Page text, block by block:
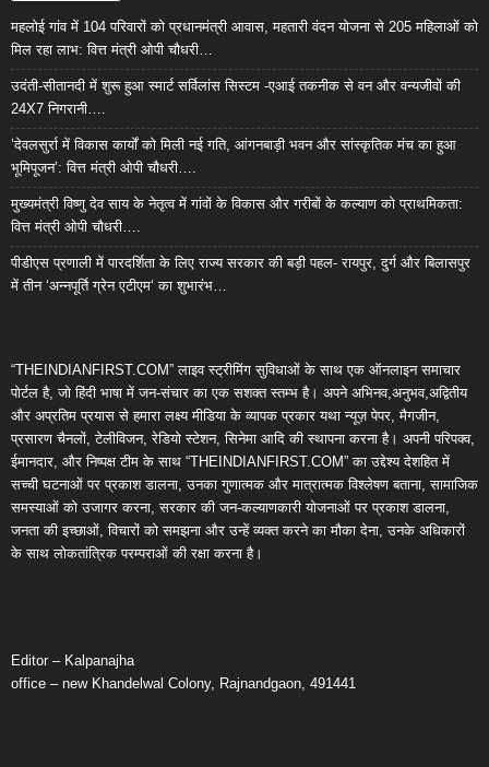
महलोई गांव में 104 परिवारों को प्रधानमंत्री आवास, महतारी वंदन योजना से 205 महिलाओं को
मिल रहा लाभ: वित्त मंत्री ओपी चौधरी…
उदंती-सीतानदी में शुरू हुआ स्मार्ट सर्विलांस सिस्टम -एआई तकनीक से वन और वन्यजीवों की
24X7 निगरानी….
’देवलसुर्रा में विकास कार्यों को मिली नई गति, आंगनबाड़ी भवन और सांस्कृतिक मंच का हुआ
भूमिपूजन’: वित्त मंत्री ओपी चौधरी….
मुख्यमंत्री विष्णु देव साय के नेतृत्व में गांवों के विकास और गरीबों के कल्याण को प्राथमिकता:
वित्त मंत्री ओपी चौधरी….
पीडीएस प्रणाली में पारदर्शिता के लिए राज्य सरकार की बड़ी पहल- रायपुर, दुर्ग और बिलासपुर
में तीन ‘अन्नपूर्ति ग्रेन एटीएम‘ का शुभारंभ…
“THEINDIANFIRST.COM” लाइव स्ट्रीमिंग सुविधाओं के साथ एक ऑनलाइन समाचार
पोर्टल है, जो हिंदी भाषा में जन-संचार का एक सशक्त स्तम्भ है। अपने अभिनव,अनुभव,अद्वितीय
और अप्रतिम प्रयास से हमारा लक्ष्य मीडिया के व्यापक प्रकार यथा न्यूज़ पेपर, मैगजीन,
प्रसारण चैनलों, टेलीविजन, रेडियो स्टेशन, सिनेमा आदि की स्थापना करना है। अपनी परिपक्व,
ईमानदार, और निष्पक्ष टीम के साथ “THEINDIANFIRST.COM” का उद्देश्य देशहित में
सच्ची घटनाओं पर प्रकाश डालना, उनका गुणात्मक और मात्रात्मक विश्लेषण बताना, सामाजिक
समस्याओं को उजागर करना, सरकार की जन-कल्याणकारी योजनाओं पर प्रकाश डालना,
जनता की इच्छाओं, विचारों को समझना और उन्हें व्यक्त करने का मौका देना, उनके अधिकारों
के साथ लोकतांत्रिक परम्पराओं की रक्षा करना है।
Editor – Kalpanajha
office – new Khandelwal Colony, Rajnandgaon, 491441